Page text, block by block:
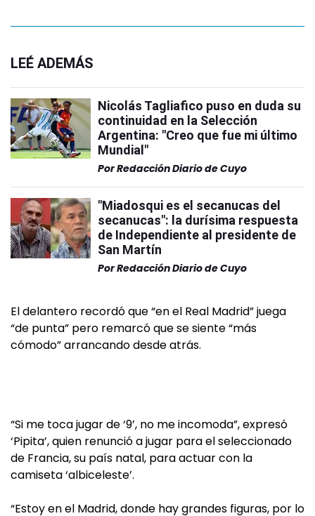
LEÉ ADEMÁS
Nicolás Tagliafico puso en duda su
continuidad en la Selección
Argentina: "Creo que fue mi último
Mundial"
PorRedacción Diario de Cuyo
"Miadosqui es el secanucas del
secanucas": la durísima respuesta
de Independiente al presidente de
San Martín
PorRedacción Diario de Cuyo
El delantero recordó que “en el Real Madrid” juega
“de punta” pero remarcó que se siente “más
cómodo” arrancando desde atrás.
“Si me toca jugar de ‘9’, no me incomoda”, expresó
‘Pipita’, quien renunció a jugar para el seleccionado
de Francia, su país natal, para actuar con la
camiseta ‘albiceleste’.
“Estoy en el Madrid, donde hay grandes figuras, por lo